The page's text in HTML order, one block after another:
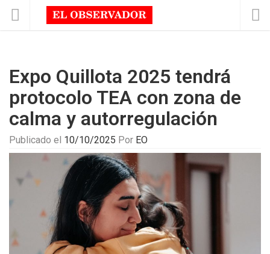
Expo Quillota 2025 tendrá
protocolo TEA con zona de
calma y autorregulación
Publicado el 10/10/2025 Por EO